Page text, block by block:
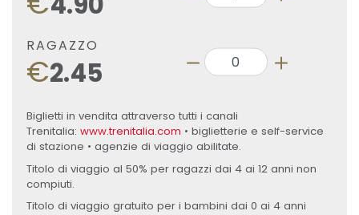
RAGAZZO
€2.45
Biglietti in vendita attraverso tutti i canali
Trenitalia: www.trenitalia.com • biglietterie e self-service
di stazione • agenzie di viaggio abilitate.
Titolo di viaggio al 50% per ragazzi dai 4 ai 12 anni non
compiuti.
Titolo di viaggio gratuito per i bambini dai 0 ai 4 anni